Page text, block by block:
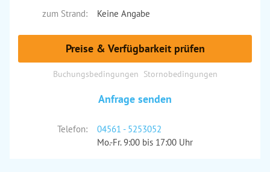
zum Strand:
Keine Angabe
Preise & Verfügbarkeit prüfen
Buchungsbedingungen Stornobedingungen
Anfrage senden
Telefon:
04561 - 5253052
Mo.-Fr. 9:00 bis 17:00 Uhr